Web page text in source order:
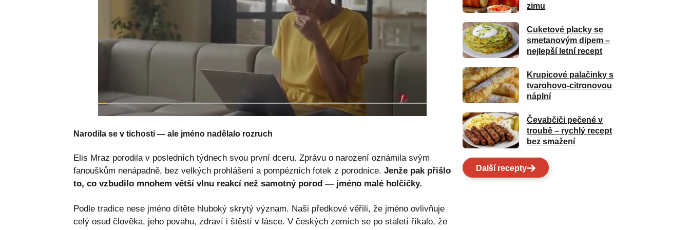
Narodila se v tichosti — ale jméno nadělalo rozruch
Elis Mraz porodila v posledních týdnech svou první dceru. Zprávu o narození oznámila svým
fanouškům nenápadně, bez velkých prohlášení a pompézních fotek z porodnice. Jenže pak přišlo
to, co vzbudilo mnohem větší vlnu reakcí než samotný porod — jméno malé holčičky.
Podle tradice nese jméno dítěte hluboký skrytý význam. Naši předkové věřili, že jméno ovlivňuje
celý osud člověka, jeho povahu, zdraví i štěstí v lásce. V českých zemích se po staletí říkalo, že
zimu
Cuketové placky se
smetanovým dipem –
nejlepší letní recept
Krupicové palačinky s
tvarohovo-citronovou
náplní
Čevabčiči pečené v
troubě – rychlý recept
bez smažení
Další recepty